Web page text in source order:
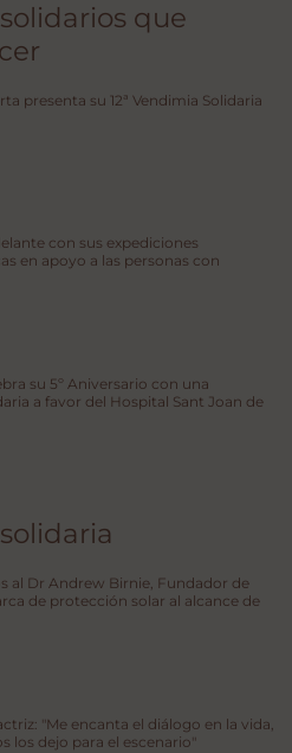
que
presenta su 12ª Vendimia Solidaria
con sus expediciones
en apoyo a las personas con
su 5º Aniversario con una
a favor del Hospital Sant Joan de
al Dr Andrew Birnie, Fundador de
de protección solar al alcance de
"Me encanta el diálogo en la vida,
los dejo para el escenario"